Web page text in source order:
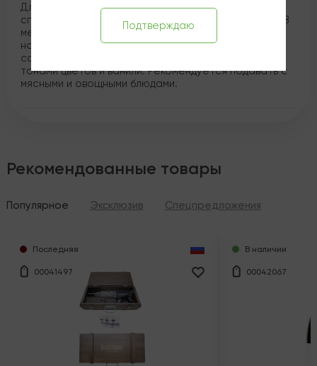
Для изготовления напитка используются винные
спирты, выдержанные в дубовых бочках не менее 18
месяцев. По своим свойствам и характеристикам
напиток приближен к коньяку и имеет светло-
соломенный цвет. Аромат насыщенный, глубокий, с
тонами цветов и ванили. Рекомендуется подавать с
мясными и овощными блюдами.
Рекомендованные товары
Популярное Эксклюзив Спецпредложения
Последняя
00041497
В наличии
00042067
Подтверждаю